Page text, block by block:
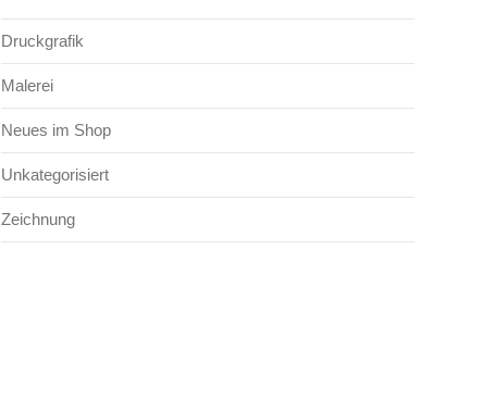
Druckgrafik
Malerei
Neues im Shop
Unkategorisiert
Zeichnung